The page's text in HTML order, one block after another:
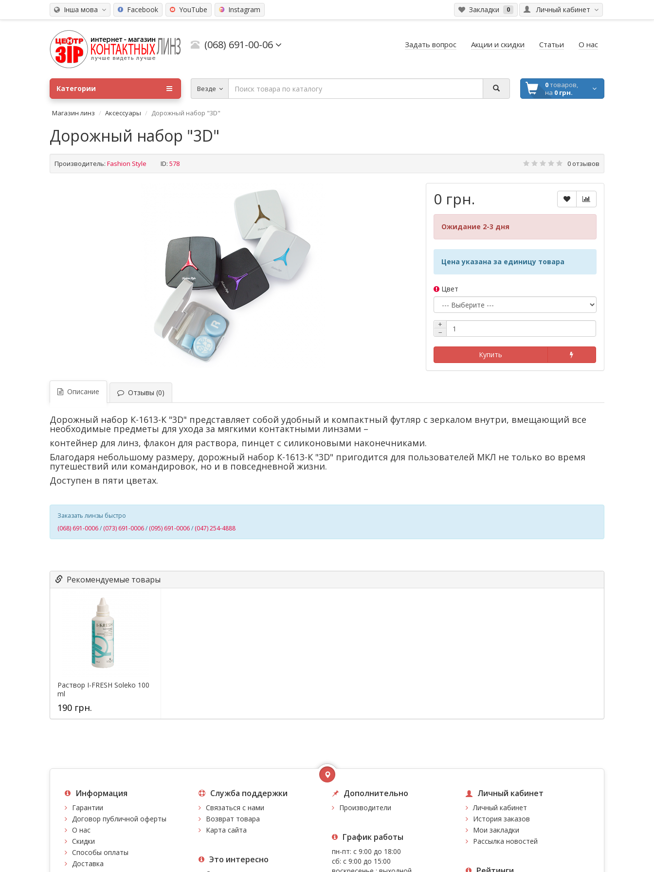
Інша мова Личный кабинет
Закладки 0
Facebook YouTube Instagram
(068) 691-00-06 Задать вопрос Акции и скидки Статьи О нас
Везде 0товаров,
на 0 грн.
Категории
Магазин линз Аксессуары Дорожный набор "3D"
Дорожный набор "3D"
Производитель: Fashion Style ID: 578 0 отзывов
0 грн.
Ожидание 2-3 дня
Цена указана за единицу товара
Цвет
+
−
Купить
Описание Отзывы (0)
Дорожный набор К-1613-К "3D" представляет собой удобный и компактный футляр с зеркалом внутри, вмещающий все
необходимые предметы для ухода за мягкими контактными линзами –
контейнер для линз, флакон для раствора, пинцет с силиконовыми наконечниками.
Благодаря небольшому размеру, дорожный набор К-1613-К "3D" пригодится для пользователей МКЛ не только во время
путешествий или командировок, но и в повседневной жизни.
Доступен в пяти цветах.
Заказать линзы быстро
(068) 691-0006/ (073) 691-0006/ (095) 691-0006/ (047) 254-4888
Рекомендуемые товары
Раствор I-FRESH Soleko 100
ml
190 грн.
Информация
Гарантии
Договор публичной оферты
О нас
Скидки
Способы оплаты
Доставка
Служба поддержки
Связаться с нами
Возврат товара
Карта сайта
Это интересно
Дополнительно
Производители
График работы
пн-пт: с 9:00 до 18:00
сб: с 9:00 до 15:00
Личный кабинет
Личный кабинет
История заказов
Мои закладки
Рассылка новостей